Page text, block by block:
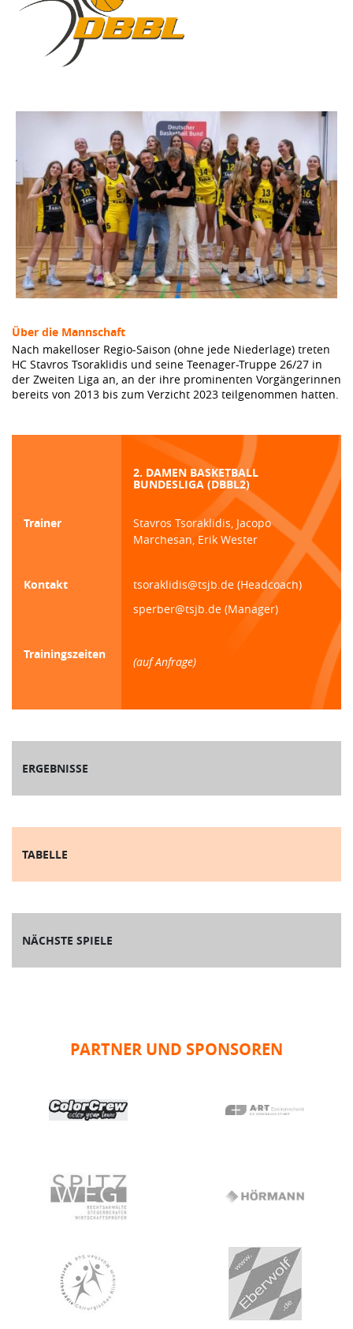
Über die Mannschaft
Nach makelloser Regio-Saison (ohne jede Niederlage) treten
HC Stavros Tsoraklidis und seine Teenager-Truppe 26/27 in
der Zweiten Liga an, an der ihre prominenten Vorgängerinnen
bereits von 2013 bis zum Verzicht 2023 teilgenommen hatten.
2. DAMEN BASKETBALL
BUNDESLIGA (DBBL2)
Trainer
Stavros Tsoraklidis, Jacopo
Marchesan, Erik Wester
Kontakt
tsoraklidis@tsjb.de (Headcoach)
sperber@tsjb.de (Manager)
Trainingszeiten
(auf Anfrage)
ERGEBNISSE
TABELLE
NÄCHSTE SPIELE
PARTNER UND SPONSOREN